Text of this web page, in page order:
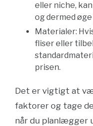
eller niche,
og dermed
Materialer:
fliser eller
prisen.
Det er vigtigt at
faktorer og tage
når du planlægger